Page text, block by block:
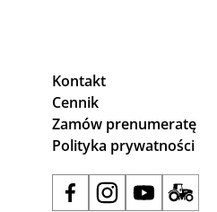
Kontakt
Cennik
Zamów prenumeratę
Polityka prywatności